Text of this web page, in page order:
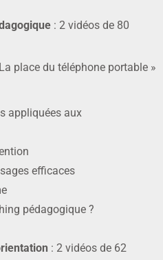
: 2 vidéos de 80
place du téléphone portable »
appliquées aux
efficaces
pédagogique ?
: 2 vidéos de 62